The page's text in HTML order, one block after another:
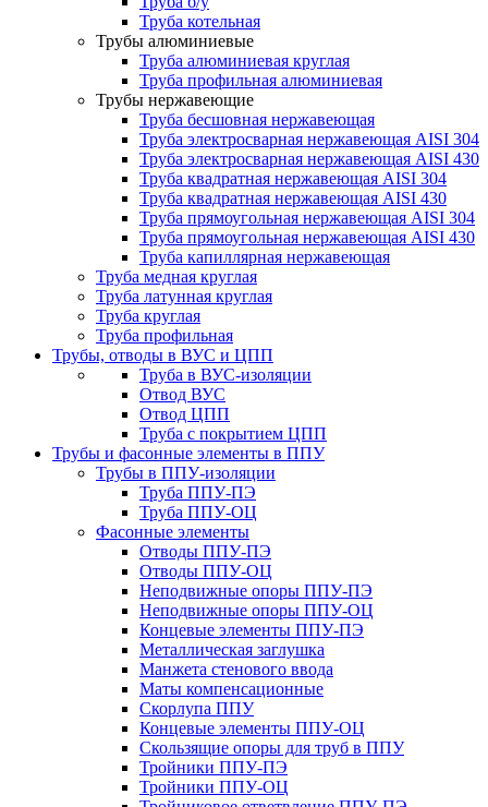
Труба котельная
Трубы алюминиевые
Труба алюминиевая круглая
Труба профильная алюминиевая
Трубы нержавеющие
Труба бесшовная нержавеющая
Труба электросварная нержавеющая AISI 304
Труба электросварная нержавеющая AISI 430
Труба квадратная нержавеющая AISI 304
Труба квадратная нержавеющая AISI 430
Труба прямоугольная нержавеющая AISI 304
Труба прямоугольная нержавеющая AISI 430
Труба капиллярная нержавеющая
Труба медная круглая
Труба латунная круглая
Труба круглая
Труба профильная
Трубы, отводы в ВУС и ЦПП
Труба в ВУС-изоляции
Отвод ВУС
Отвод ЦПП
Труба с покрытием ЦПП
Трубы и фасонные элементы в ППУ
Трубы в ППУ-изоляции
Труба ППУ-ПЭ
Труба ППУ-ОЦ
Фасонные элементы
Отводы ППУ-ПЭ
Отводы ППУ-ОЦ
Неподвижные опоры ППУ-ПЭ
Неподвижные опоры ППУ-ОЦ
Концевые элементы ППУ-ПЭ
Металлическая заглушка
Манжета стенового ввода
Маты компенсационные
Скорлупа ППУ
Концевые элементы ППУ-ОЦ
Скользящие опоры для труб в ППУ
Тройники ППУ-ПЭ
Тройники ППУ-ОЦ